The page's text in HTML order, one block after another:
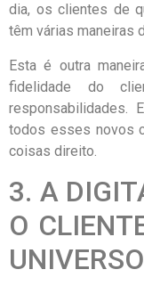
dia, os clientes de
têm várias maneiras
Esta é outra
fidelidade do
responsabilidades.
todos esses novos
coisas direito.
3. A
O
UNIVERSO